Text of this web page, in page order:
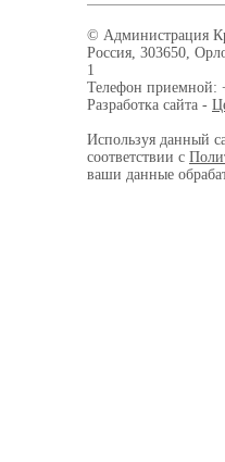
© Администрация
Россия, 303650,
1
Телефон приемной:
Разработка сайта -
Используя данный
соответствии с
ваши данные